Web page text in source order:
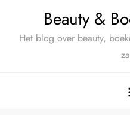
Beauty &
Het blog over beauty,